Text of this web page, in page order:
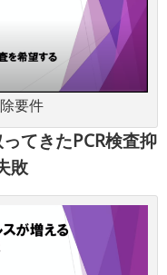
要件
てきたPCR検査抑
敗